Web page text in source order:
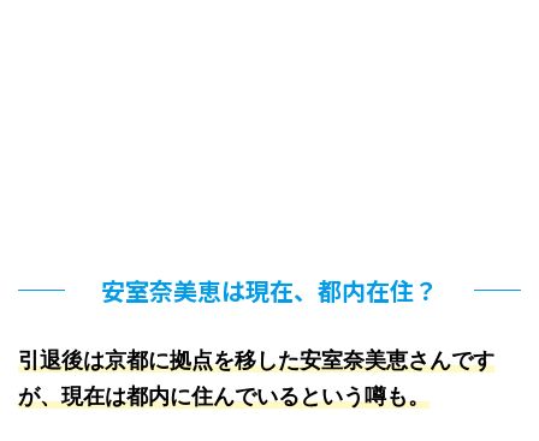
安室奈美恵は現在、都内在住？
引退後は京都に拠点を移した安室奈美恵さんです
が、現在は都内に住んでいるという噂も。